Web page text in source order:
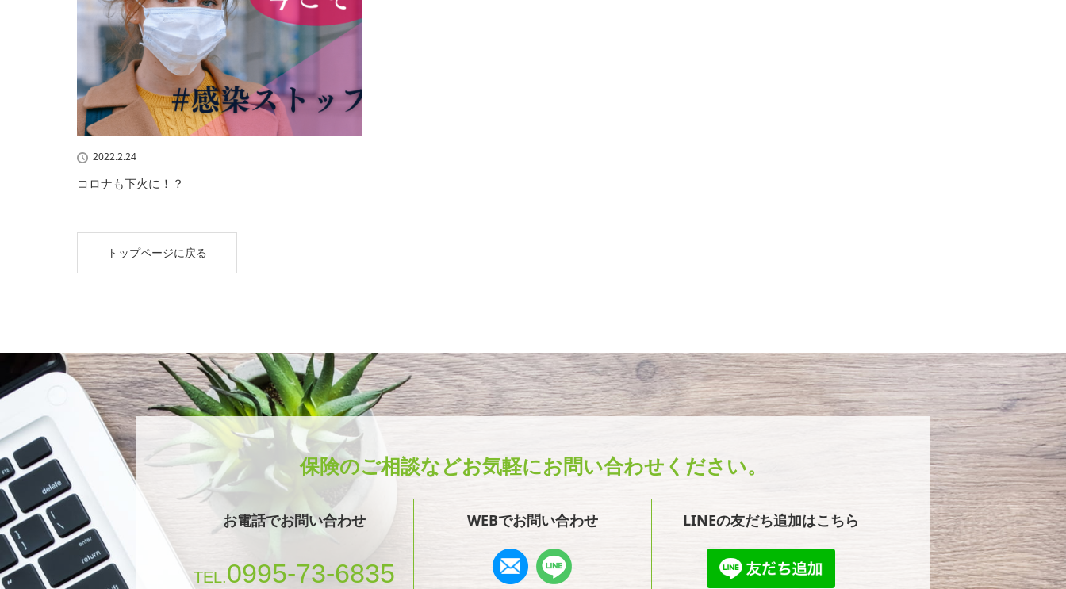
2022.2.24
コロナも下火に！？
トップページに戻る
保険のご相談などお気軽にお問い合わせください。
お電話でお問い合わせ
TEL.0995-73-6835
WEBでお問い合わせ LINEの友だち追加はこちら